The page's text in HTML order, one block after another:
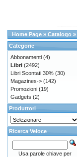
Home Page » Catalogo »
Categorie
Abbonamenti (4)
Libri (2492)
Libri Scontati 30% (30)
Magazines-> (142)
Promozioni (19)
Gadgets (2)
Produttori
Ricerca Veloce
Usa parole chiave per